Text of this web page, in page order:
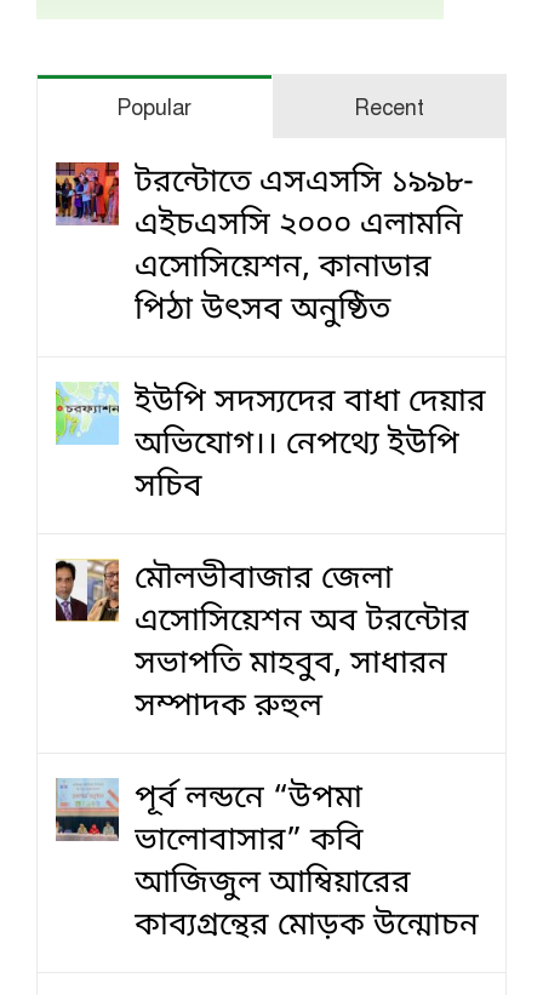
Popular Recent
টরন্টোতে এসএসসি ১৯৯৮-
এইচএসসি ২০০০ এলামনি
এসোসিয়েশন, কানাডার
পিঠা উৎসব অনুষ্ঠিত
ইউপি সদস্যদের বাধা দেয়ার
অভিযোগ।। নেপথ্যে ইউপি
সচিব
মৌলভীবাজার জেলা
এসোসিয়েশন অব টরন্টোর
সভাপতি মাহবুব, সাধারন
সম্পাদক রুহুল
পূর্ব লন্ডনে “উপমা
ভালোবাসার” কবি
আজিজুল আম্বিয়ারের
কাব্যগ্রন্থের মোড়ক উন্মোচন